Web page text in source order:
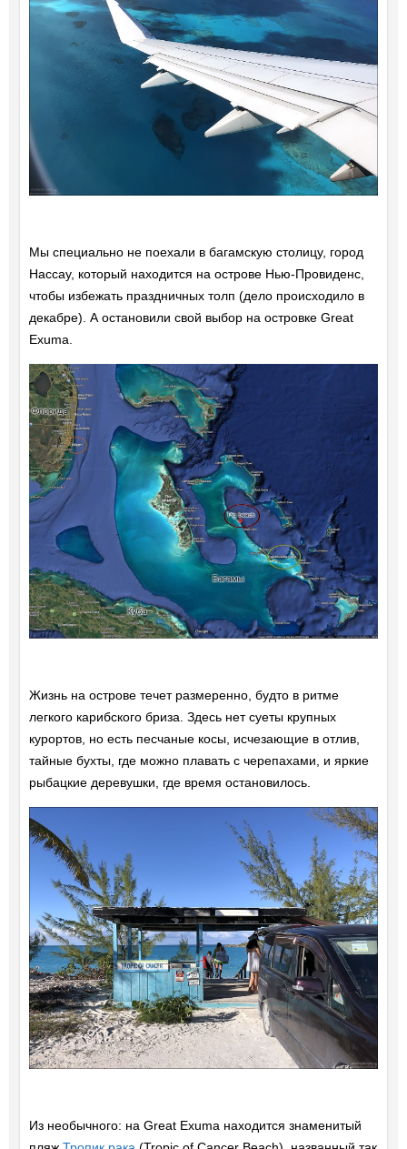
Мы специально не поехали в багамскую столицу, город
Нассау, который находится на острове Нью-Провиденс,
чтобы избежать праздничных толп (дело происходило в
декабре). А остановили свой выбор на островке Great
Exuma.
Жизнь на острове течет размеренно, будто в ритме
легкого карибского бриза. Здесь нет суеты крупных
курортов, но есть песчаные косы, исчезающие в отлив,
тайные бухты, где можно плавать с черепахами, и яркие
рыбацкие деревушки, где время остановилось.
Из необычного: на Great Exuma находится знаменитый